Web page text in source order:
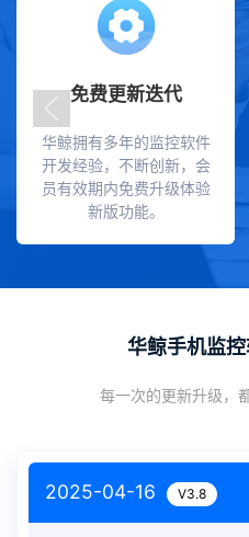
免费更新迭代
华鲸拥有多年的监控软件
开发经验，不断创新，会
员有效期内免费升级体验
新版功能。
华鲸手机监
每一次的更新升级，
2025-04-16 V3.8